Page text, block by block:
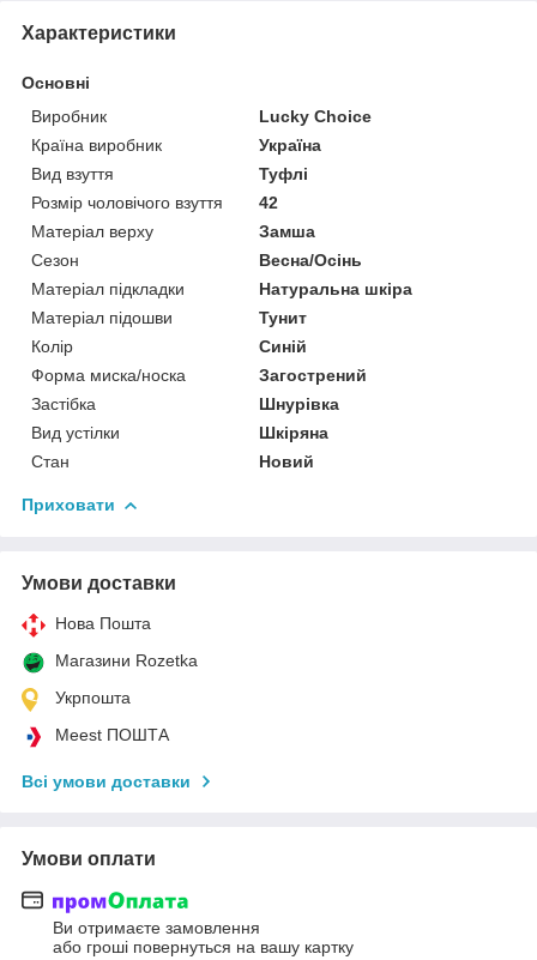
Характеристики
Основні
Виробник
Lucky Choice
Країна виробник
Україна
Вид взуття
Туфлі
Розмір чоловічого взуття
42
Матеріал верху
Замша
Сезон
Весна/Осінь
Матеріал підкладки
Натуральна шкіра
Матеріал підошви
Тунит
Колір
Синій
Форма миска/носка
Загострений
Застібка
Шнурівка
Вид устілки
Шкіряна
Стан
Новий
Приховати
Умови доставки
Нова Пошта
Магазини Rozetka
Укрпошта
Meest ПОШТА
Всі умови доставки
Умови оплати
Ви отримаєте замовлення
або гроші повернуться на вашу картку